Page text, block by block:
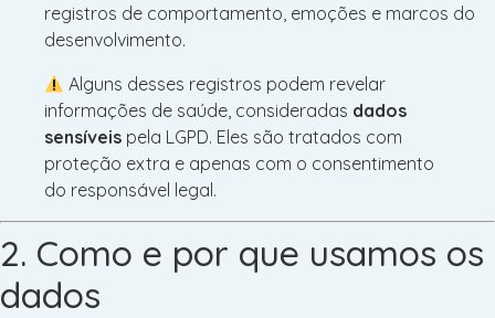
registros de comportamento, emoções e marcos do
desenvolvimento.
Alguns desses registros podem revelar
informações de saúde, consideradas dados
sensíveis pela LGPD. Eles são tratados com
proteção extra e apenas com o consentimento
do responsável legal.
2. Como e por que usamos os
dados